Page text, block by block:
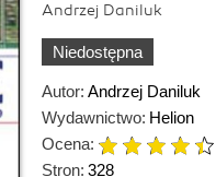
Andrzej Daniluk
Niedostępna
Autor: Andrzej Daniluk
Wydawnictwo: Helion
Ocena:
Stron: 328